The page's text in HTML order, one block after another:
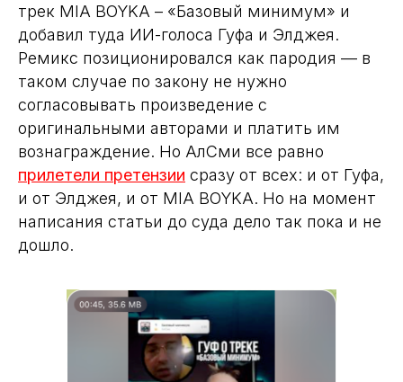
трек MIA BOYKA – «Базовый минимум» и
добавил туда ИИ-голоса Гуфа и Элджея.
Ремикс позиционировался как пародия — в
таком случае по закону не нужно
согласовывать произведение с
оригинальными авторами и платить им
вознаграждение. Но АлСми все равно
прилетели претензии сразу от всех: и от Гуфа,
и от Элджея, и от MIA BOYKA. Но на момент
написания статьи до суда дело так пока и не
дошло.